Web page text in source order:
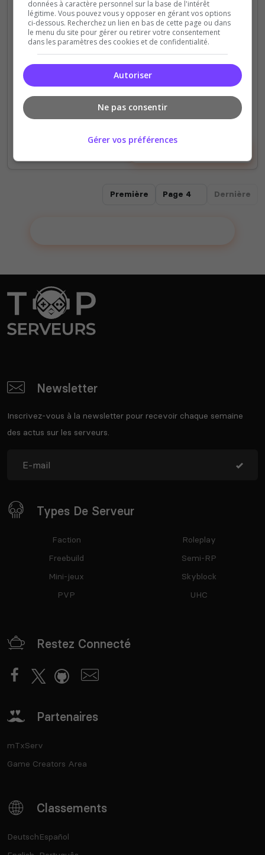
moi là-bas, et ensemble, réveillons la magie de
NotSoFunCraft. Si ça te tente, on se retrouve...
(0)
0 Slots
Première Dernière
Newsletter
Inscrivez-vous à la newsletter pour recevoir chaque semaine
des actus sur les serveurs.
Types De Serveur
Faction
Freebuild
Mini-jeux
PVP
Roleplay
Semi-RP
Skyblock
UHC
Restez Connecté
Partenaires
mTxServ
Game Creators Area
Classements
DeutschEspañol
données à caractère personnel sur la base de l'intérêt
légitime. Vous pouvez vous y opposer en gérant vos options
ci-dessous. Recherchez un lien en bas de cette page ou dans
le menu du site pour gérer ou retirer votre consentement
dans les paramètres des cookies et de confidentialité.
Autoriser
Ne pas consentir
Gérer vos préférences